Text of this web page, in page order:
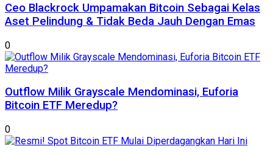
Ceo Blackrock Umpamakan Bitcoin Sebagai Kelas
Aset Pelindung & Tidak Beda Jauh Dengan Emas
0
Outflow Milik Grayscale Mendominasi, Euforia
Bitcoin ETF Meredup?
0